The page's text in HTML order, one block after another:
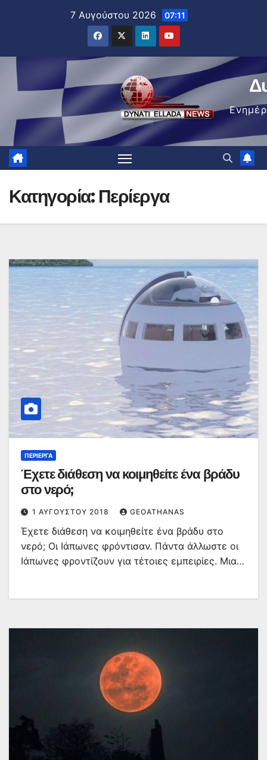
7 Αυγούστου 2026 07:11
Κατηγορία: Περίεργα
ΠΕΡΊΕΡΓΑ
Έχετε διάθεση να κοιμηθείτε ένα βράδυ
στο νερό;
1 ΑΥΓΟΎΣΤΟΥ 2018 GEOATHANAS
Έχετε διάθεση να κοιμηθείτε ένα βράδυ στο
νερό; Οι Ιάπωνες φρόντισαν. Πάντα άλλωστε οι
Ιάπωνες φροντίζουν για τέτοιες εμπειρίες. Μια…